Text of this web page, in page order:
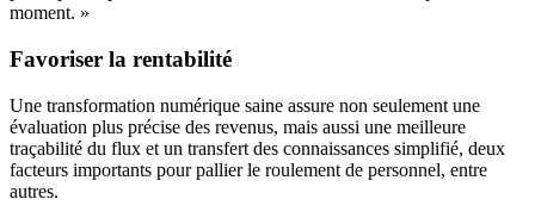
moment. »
Favoriser la rentabilité
Une transformation numérique saine assure non seulement une
évaluation plus précise des revenus, mais aussi une meilleure
traçabilité du flux et un transfert des connaissances simplifié, deux
facteurs importants pour pallier le roulement de personnel, entre
autres.